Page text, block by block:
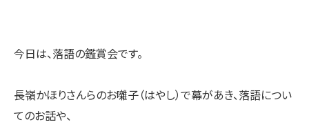
今日は、落語の鑑賞会です。
長嶺かほりさんらのお囃子（はやし）で幕があき、落語につい
てのお話や、